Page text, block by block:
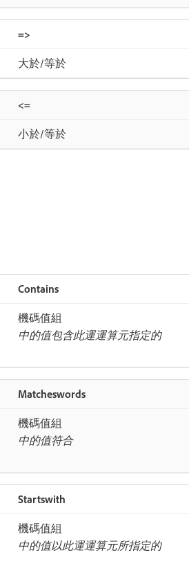
=>
大於/等於
<=
小於/等於
Contains
機碼值組​
中的值包含此運運算元指定的
Matcheswords
機碼值組​
中的值符合
Startswith
機碼值組​
中的值以此運運算元所指定的